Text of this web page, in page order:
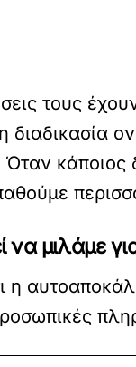
τους
κάποιος
να μιλάμε
η